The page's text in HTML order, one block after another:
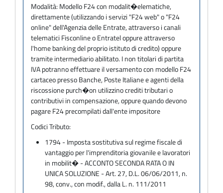
Modalità: Modello F24 con modalit�elematiche,
direttamente (utilizzando i servizi "F24 web" o "F24
online" dell'Agenzia delle Entrate, attraverso i canali
telematici Fisconline o Entratel oppure attraverso
l'home banking del proprio istituto di credito) oppure
tramite intermediario abilitato. I non titolari di partita
IVA potranno effettuare il versamento con modello F24
cartaceo presso Banche, Poste Italiane e agenti della
riscossione purch�on utilizzino crediti tributari o
contributivi in compensazione, oppure quando devono
pagare F24 precompilati dall'ente impositore
Codici Tributo:
1794 - Imposta sostitutiva sul regime fiscale di
vantaggio per l'imprenditoria giovanile e lavoratori
in mobilit� - ACCONTO SECONDA RATA O IN
UNICA SOLUZIONE - Art. 27, D.L. 06/06/2011, n.
98, conv., con modif., dalla L. n. 111/2011